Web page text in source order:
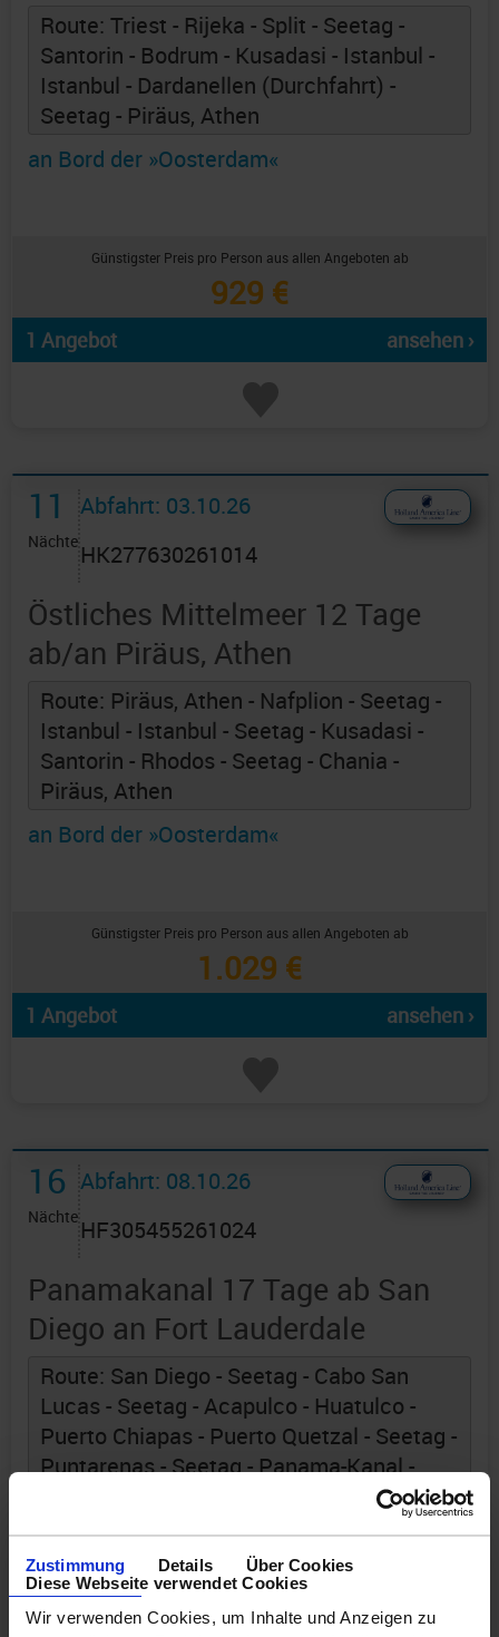
Zustimmung Details
Über Cookies
Diese Webseite verwendet Cookies
Wir verwenden Cookies, um Inhalte und Anzeigen zu
Route: Triest - Rijeka - Split - Seetag -
Santorin - Bodrum - Kusadasi - Istanbul -
Istanbul - Dardanellen (Durchfahrt) -
Seetag - Piräus, Athen
an Bord der »Oosterdam«
Günstigster Preis pro Person aus allen Angeboten ab
929 €
1 Angebot ansehen ›
11
Nächte
Abfahrt: 03.10.26
HK277630261014
Östliches Mittelmeer 12 Tage
ab/an Piräus, Athen
Route: Piräus, Athen - Nafplion - Seetag -
Istanbul - Istanbul - Seetag - Kusadasi -
Santorin - Rhodos - Seetag - Chania -
Piräus, Athen
an Bord der »Oosterdam«
Günstigster Preis pro Person aus allen Angeboten ab
1.029 €
1 Angebot ansehen ›
16
Nächte
Abfahrt: 08.10.26
HF305455261024
Panamakanal 17 Tage ab San
Diego an Fort Lauderdale
Route: San Diego - Seetag - Cabo San
Lucas - Seetag - Acapulco - Huatulco -
Puerto Chiapas - Puerto Quetzal - Seetag -
Puntarenas - Seetag - Panama-Kanal -
Passage Panama-Kanal - Panama-Kanal -
Seetag - Oranjestad - Seetag - Seetag -
Fort Lauderdale
an Bord der »Eurodam«